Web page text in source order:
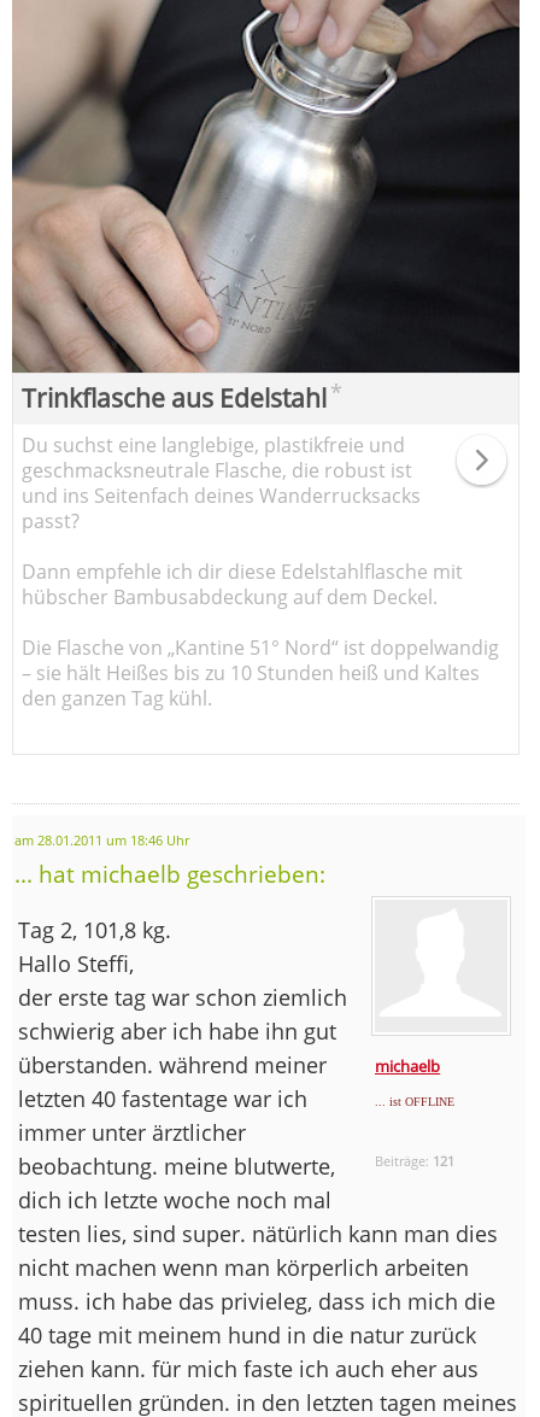
Trinkflasche aus Edelstahl*
Du suchst eine langlebige, plastikfreie und
geschmacksneutrale Flasche, die robust ist
und ins Seitenfach deines Wanderrucksacks
passt?
Dann empfehle ich dir diese Edelstahlflasche mit
hübscher Bambusabdeckung auf dem Deckel.
Die Flasche von „Kantine 51° Nord“ ist doppelwandig
– sie hält Heißes bis zu 10 Stunden heiß und Kaltes
den ganzen Tag kühl.
am 28.01.2011 um 18:46 Uhr
... hat michaelb geschrieben:
michaelb
... ist OFFLINE
Beiträge: 121
Tag 2, 101,8 kg.
Hallo Steffi,
der erste tag war schon ziemlich
schwierig aber ich habe ihn gut
überstanden. während meiner
letzten 40 fastentage war ich
immer unter ärztlicher
beobachtung. meine blutwerte,
dich ich letzte woche noch mal
testen lies, sind super. nätürlich kann man dies
nicht machen wenn man körperlich arbeiten
muss. ich habe das privieleg, dass ich mich die
40 tage mit meinem hund in die natur zurück
ziehen kann. für mich faste ich auch eher aus
spirituellen gründen. in den letzten tagen meines